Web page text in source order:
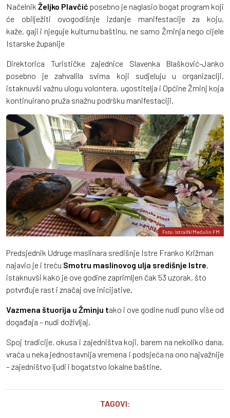
Načelnik Željko Plavčić posebno je naglasio bogat program koji
će obilježiti ovogodišnje izdanje manifestacije za koju,
kaže, gaji i njeguje kulturnu baštinu, ne samo Žminja nego cijele
Istarske županije
Direktorica Turističke zajednice Slavenka Blašković-Janko
posebno je zahvalila svima koji sudjeluju u organizaciji,
istaknuvši važnu ulogu volontera, ugostitelja i Općine Žminj koja
kontinuirano pruža snažnu podršku manifestaciji.
Foto: IstraIN/Medulin FM
Predsjednik Udruge maslinara središnje Istre Franko Križman
najavio je i treću Smotru maslinovog ulja središnje Istre,
istaknuvši kako je ove godine zaprimljen čak 53 uzorak, što
potvrđuje rast i značaj ove inicijative.
Vazmena štuorija u Žminju tako i ove godine nudi puno više od
događaja – nudi doživljaj.
Spoj tradicije, okusa i zajedništva koji, barem na nekoliko dana,
vraća u neka jednostavnija vremena i podsjeća na ono najvažnije
– zajedništvo ljudi i bogatstvo lokalne baštine.
TAGOVI: